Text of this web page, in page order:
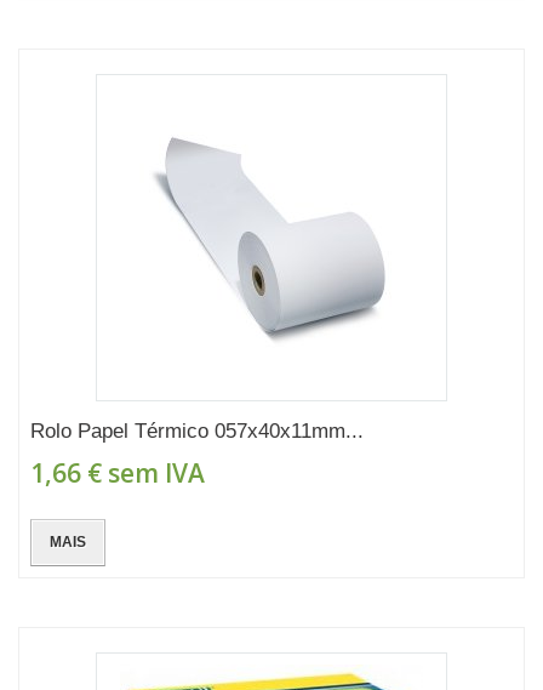
Rolo Papel Térmico 057x40x11mm...
1,66 € sem IVA
MAIS